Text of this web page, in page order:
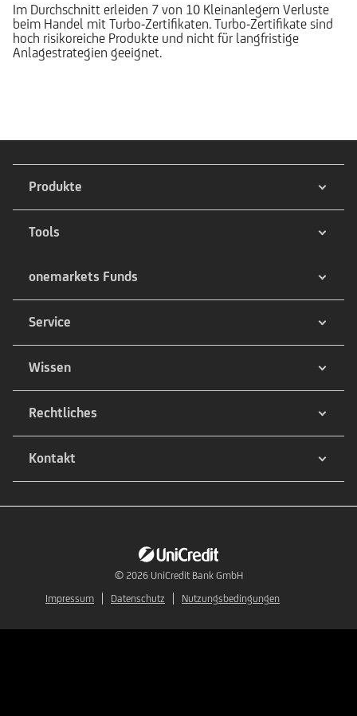
Im Durchschnitt erleiden 7 von 10 Kleinanlegern Verluste
beim Handel mit Turbo-Zertifikaten. Turbo-Zertifikate sind
hoch risikoreiche Produkte und nicht für langfristige
Anlagestrategien geeignet.
Produkte
Tools
onemarkets Funds
Service
Wissen
Rechtliches
Kontakt
© 2026 UniCredit Bank GmbH
Impressum
Datenschutz Nutzungsbedingungen